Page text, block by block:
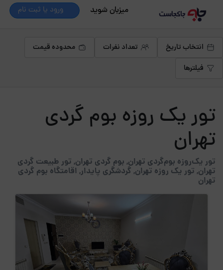
میزبان شوید ورود یا ثبت نام
انتخاب تاریخ تعداد نفرات
محدوده قیمت
فیلترها
تور یک روزه بوم گردی
تهران
تور یک‌روزه بوم‌گردی تهران, بوم گردی تهران, تور طبیعت گردی
تهران, تور یک روزه تهران, گردشگری پایدار, اقامتگاه بوم گردی
تهران